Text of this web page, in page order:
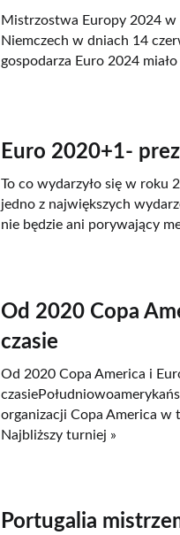
Mistrzostwa Europy 2024 w
Niemczech w dniach 14
gospodarza Euro 2024
Euro 2020+1-
To co wydarzyło się w roku
jedno z największych
nie będzie ani porywający
Od 2020 Copa
czasie
Od 2020 Copa America i
organizacji Copa America w
Najbliższy turniej »
Portugalia